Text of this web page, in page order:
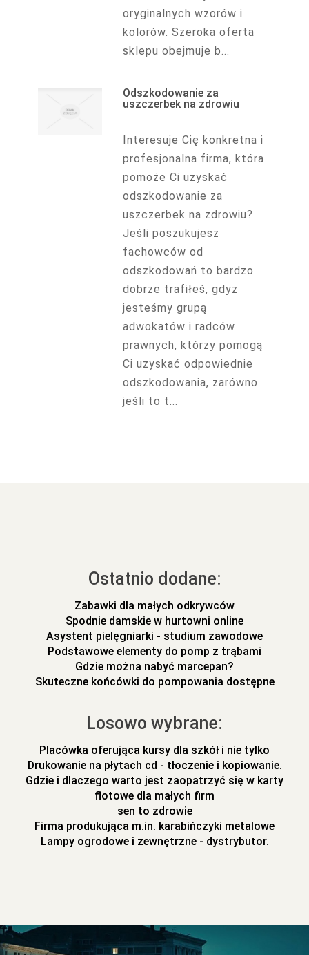
oryginalnych wzorów i
kolorów. Szeroka oferta
sklepu obejmuje b...
Odszkodowanie za
uszczerbek na zdrowiu
Interesuje Cię konkretna i
profesjonalna firma, która
pomoże Ci uzyskać
odszkodowanie za
uszczerbek na zdrowiu?
Jeśli poszukujesz
fachowców od
odszkodowań to bardzo
dobrze trafiłeś, gdyż
jesteśmy grupą
adwokatów i radców
prawnych, którzy pomogą
Ci uzyskać odpowiednie
odszkodowania, zarówno
jeśli to t...
Ostatnio dodane:
Zabawki dla małych odkrywców
Spodnie damskie w hurtowni online
Asystent pielęgniarki - studium zawodowe
Podstawowe elementy do pomp z trąbami
Gdzie można nabyć marcepan?
Skuteczne końcówki do pompowania dostępne
Losowo wybrane:
Placówka oferująca kursy dla szkół i nie tylko
Drukowanie na płytach cd - tłoczenie i kopiowanie.
Gdzie i dlaczego warto jest zaopatrzyć się w karty
flotowe dla małych firm
sen to zdrowie
Firma produkująca m.in. karabińczyki metalowe
Lampy ogrodowe i zewnętrzne - dystrybutor.